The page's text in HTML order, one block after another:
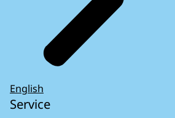
English
Service